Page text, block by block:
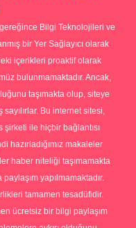
Bilgi Teknolojileri ve
bir Yer Sağlayıcı olarak
içerikleri proaktif olarak
bulunmamaktadır. Ancak,
taşımakta olup, siteye
Bu internet sitesi,
şirketi ile hiçbir bağlantısı
hazırladığımız makaleler
haber niteliği taşımamakta
yapılmamaktadır.
tamamen tesadüfidir.
ücretsiz bir bilgi paylaşım